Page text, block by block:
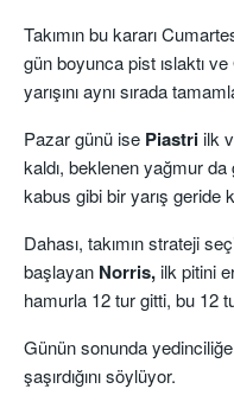
Takımın bu kararı
gün boyunca pist ıslaktı ve
yarışını aynı sırada
Pazar günü ise Piastriilk
kaldı, beklenen yağmur da
kabus gibi bir yarış geride
Dahası, takımın strateji
başlayan Norris,ilk pitini
hamurla 12 tur gitti, bu 12
Günün sonunda
şaşırdığını söylüyor.